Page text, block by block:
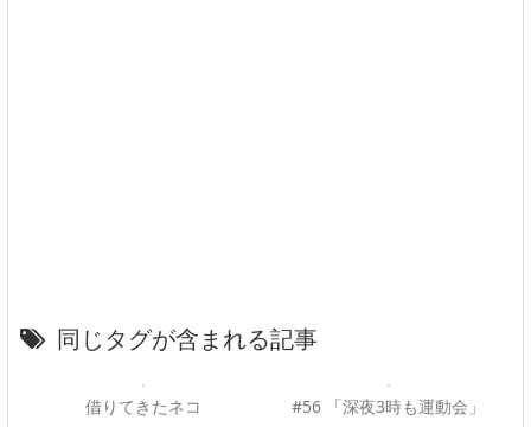
同じタグが含まれる記事
借りてきたネコ #56 「深夜3時も運動会」